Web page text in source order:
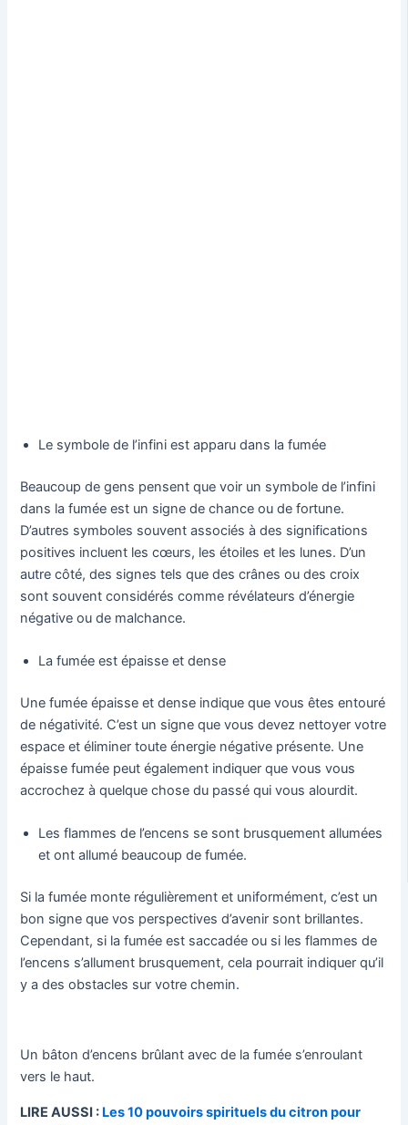
Le symbole de l’infini est apparu dans la fumée
Beaucoup de gens pensent que voir un symbole de l’infini
dans la fumée est un signe de chance ou de fortune.
D’autres symboles souvent associés à des significations
positives incluent les cœurs, les étoiles et les lunes. D’un
autre côté, des signes tels que des crânes ou des croix
sont souvent considérés comme révélateurs d’énergie
négative ou de malchance.
La fumée est épaisse et dense
Une fumée épaisse et dense indique que vous êtes entouré
de négativité. C’est un signe que vous devez nettoyer votre
espace et éliminer toute énergie négative présente. Une
épaisse fumée peut également indiquer que vous vous
accrochez à quelque chose du passé qui vous alourdit.
Les flammes de l’encens se sont brusquement allumées
et ont allumé beaucoup de fumée.
Si la fumée monte régulièrement et uniformément, c’est un
bon signe que vos perspectives d’avenir sont brillantes.
Cependant, si la fumée est saccadée ou si les flammes de
l’encens s’allument brusquement, cela pourrait indiquer qu’il
y a des obstacles sur votre chemin.
Un bâton d’encens brûlant avec de la fumée s’enroulant
vers le haut.
LIRE AUSSI : Les 10 pouvoirs spirituels du citron pour